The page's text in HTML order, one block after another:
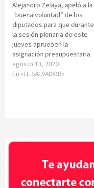
Alejandro Zelaya, apeló a la
“buena voluntad” de los
diputados para que durante
la sesión plenaria de este
jueves aprueben la
asignación presupuestaria
agosto 13, 2020
En «EL SALVADOR»